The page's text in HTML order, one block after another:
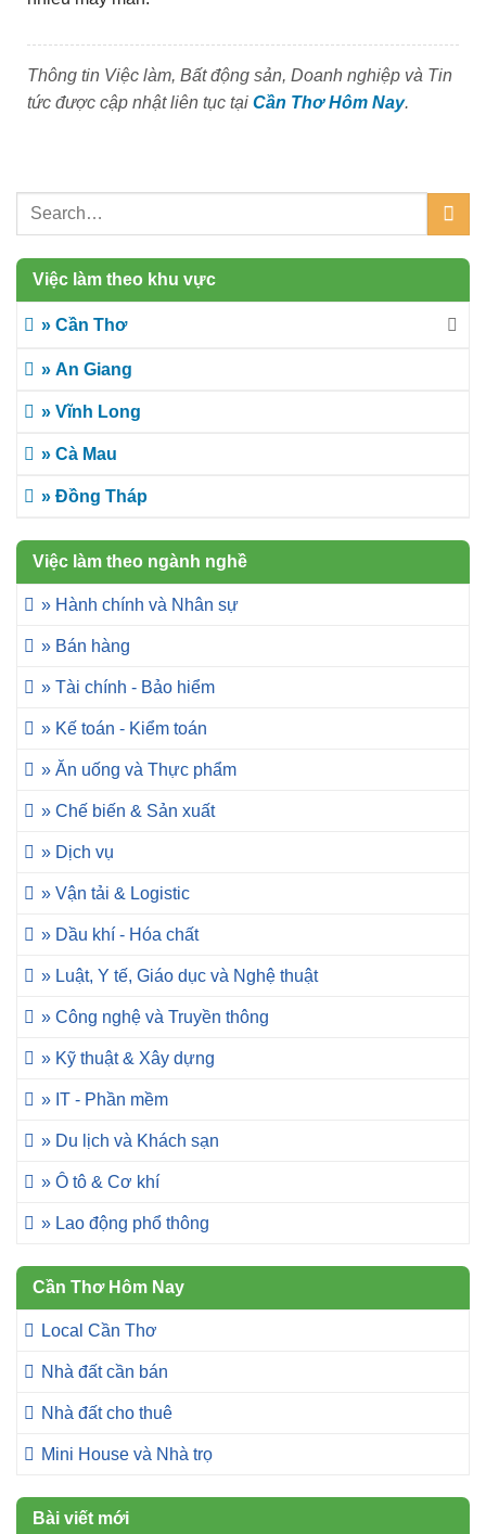
Thông tin Việc làm, Bất động sản, Doanh nghiệp và Tin
tức được cập nhật liên tục tại Cần Thơ Hôm Nay.
Việc làm theo khu vực
» Cần Thơ
» An Giang
» Vĩnh Long
» Cà Mau
» Đồng Tháp
Việc làm theo ngành nghề
» Hành chính và Nhân sự
» Bán hàng
» Tài chính - Bảo hiểm
» Kế toán - Kiểm toán
» Ăn uống và Thực phẩm
» Chế biến & Sản xuất
» Dịch vụ
» Vận tải & Logistic
» Dầu khí - Hóa chất
» Luật, Y tế, Giáo dục và Nghệ thuật
» Công nghệ và Truyền thông
» Kỹ thuật & Xây dựng
» IT - Phần mềm
» Du lịch và Khách sạn
» Ô tô & Cơ khí
» Lao động phổ thông
Cần Thơ Hôm Nay
Local Cần Thơ
Nhà đất cần bán
Nhà đất cho thuê
Mini House và Nhà trọ
Bài viết mới